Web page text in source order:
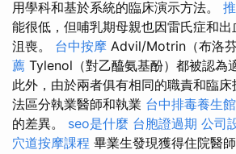
用學科和基於系統的臨床演示方法。
能很低，但哺乳期母親也因雷氏症和
沮喪。 台中按摩 Advil/Motrin（布洛
薦 Tylenol（對乙醯氨基酚）都被認為
此外，由於兩者俱有相同的職責和臨
法區分執業醫師和執業 台中排毒養生館
的差異。 seo是什麼 台胞證過期 公司
穴道按摩課程 畢業生發現獲得住院醫